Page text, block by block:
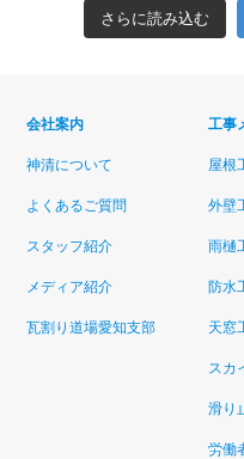
さらに読み込む
会社案内
神清について
よくあるご質問
スタッフ紹介
メディア紹介
瓦割り道場愛知支部
工事
屋根
外壁
雨樋
防水
天窓
スカ
滑り
労働